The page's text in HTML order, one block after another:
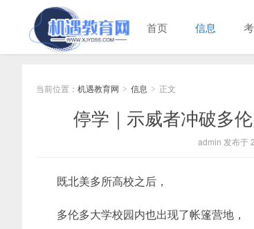
首页 信息
当前位置： 机遇教育网 > 信息 > 正文
停学｜示威者冲破多
admin 发布于
既北美多所高校之后，
多伦多大学校园内也出现了帐篷营地，